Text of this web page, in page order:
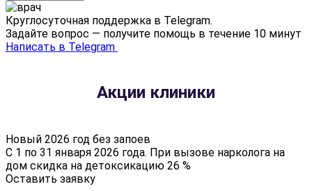
Круглосуточная поддержка в Telegram.
Задайте вопрос — получите помощь в течение 10 минут
Написать в Telegram
Акции клиники
Новый 2026 год без запоев
С 1 по 31 января 2026 года. При вызове нарколога на
дом скидка на детоксикацию 26 %
Оставить заявку